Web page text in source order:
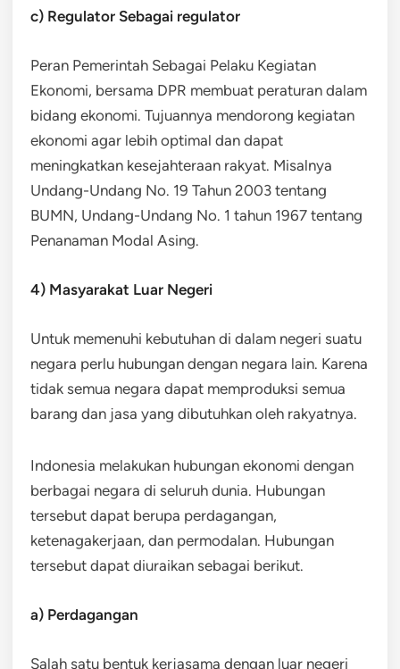
c) Regulator Sebagai regulator
Peran Pemerintah Sebagai Pelaku Kegiatan
Ekonomi, bersama DPR membuat peraturan dalam
bidang ekonomi. Tujuannya mendorong kegiatan
ekonomi agar lebih optimal dan dapat
meningkatkan kesejahteraan rakyat. Misalnya
Undang-Undang No. 19 Tahun 2003 tentang
BUMN, Undang-Undang No. 1 tahun 1967 tentang
Penanaman Modal Asing.
4) Masyarakat Luar Negeri
Untuk memenuhi kebutuhan di dalam negeri suatu
negara perlu hubungan dengan negara lain. Karena
tidak semua negara dapat memproduksi semua
barang dan jasa yang dibutuhkan oleh rakyatnya.
Indonesia melakukan hubungan ekonomi dengan
berbagai negara di seluruh dunia. Hubungan
tersebut dapat berupa perdagangan,
ketenagakerjaan, dan permodalan. Hubungan
tersebut dapat diuraikan sebagai berikut.
a) Perdagangan
Salah satu bentuk kerjasama dengan luar negeri